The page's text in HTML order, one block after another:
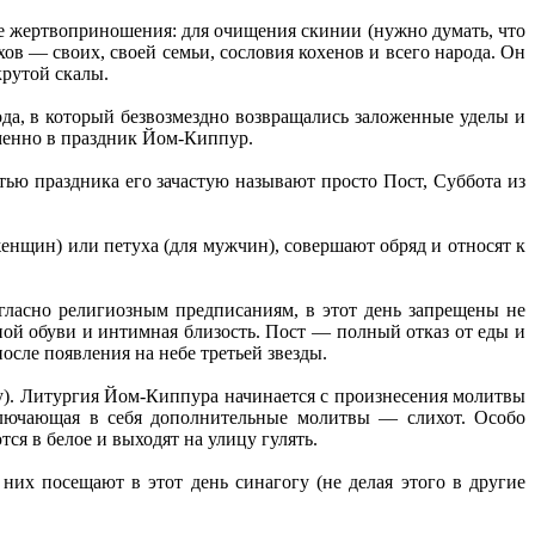
жертвоприношения: для очищения скинии (нужно думать, что
— своих, своей семьи, сословия кохенов и всего народа. Он
скалы.
в который безвозмездно возвращались заложенные уделы и
в праздник Йом-Киппур.
праздника его зачастую называют просто Пост, Суббота из
или петуха (для мужчин), совершают обряд и относят к
религиозным предписаниям, в этот день запрещены не
обуви и интимная близость. Пост — полный отказ от еды и
появления на небе третьей звезды.
Литургия Йом-Киппура начинается с произнесения молитвы
в себя дополнительные молитвы — слихот. Особо
в белое и выходят на улицу гулять.
посещают в этот день синагогу (не делая этого в другие